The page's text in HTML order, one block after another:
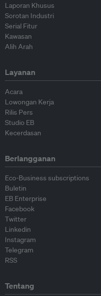
Laporan Khusus
Sorotan Industri
Serial Fitur
Kawasan
Alih Arah
Layanan
Acara
Lowongan Kerja
Rilis Pers
Studio EB
Kecerdasan
Berlangganan
Eco-Business subscriptions
Buletin
EB Enterprise
Facebook
Twitter
Linkedin
Instagram
Telegram
RSS
Tentang